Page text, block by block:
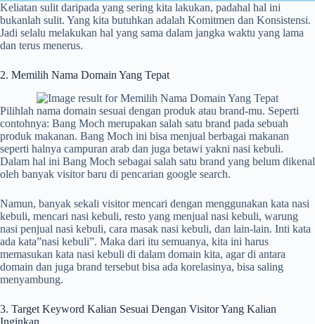
Keliatan sulit daripada yang sering kita lakukan, padahal hal ini
bukanlah sulit. Yang kita butuhkan adalah Komitmen dan Konsistensi.
Jadi selalu melakukan hal yang sama dalam jangka waktu yang lama
dan terus menerus.
2. Memilih Nama Domain Yang Tepat
Pilihlah nama domain sesuai dengan produk atau brand-mu. Seperti
contohnya: Bang Moch merupakan salah satu brand pada sebuah
produk makanan. Bang Moch ini bisa menjual berbagai makanan
seperti halnya campuran arab dan juga betawi yakni nasi kebuli.
Dalam hal ini Bang Moch sebagai salah satu brand yang belum dikenal
oleh banyak visitor baru di pencarian google search.
Namun, banyak sekali visitor mencari dengan menggunakan kata nasi
kebuli, mencari nasi kebuli, resto yang menjual nasi kebuli, warung
nasi penjual nasi kebuli, cara masak nasi kebuli, dan lain-lain. Inti kata
ada kata”nasi kebuli”. Maka dari itu semuanya, kita ini harus
memasukan kata nasi kebuli di dalam domain kita, agar di antara
domain dan juga brand tersebut bisa ada korelasinya, bisa saling
menyambung.
3. Target Keyword Kalian Sesuai Dengan Visitor Yang Kalian
Inginkan